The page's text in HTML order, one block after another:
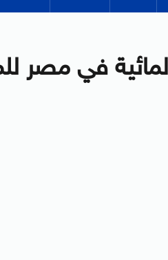
في مصر